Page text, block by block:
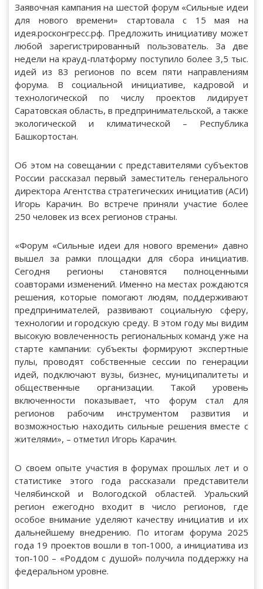
Заявочная кампания на шестой форум «Сильные идеи
для нового времени» стартовала с 15 мая на
идея.росконгресс.рф. Предложить инициативу может
любой зарегистрированный пользователь. За две
недели на крауд-платформу поступило более 3,5 тыс.
идей из 83 регионов по всем пяти направлениям
форума. В социальной инициативе, кадровой и
технологической по числу проектов лидирует
Саратовская область, в предпринимательской, а также
экологической и климатической – Республика
Башкортостан.
Об этом на совещании с представителями субъектов
России рассказал первый заместитель генерального
директора Агентства стратегических инициатив (АСИ)
Игорь Карачин. Во встрече приняли участие более
250 человек из всех регионов страны.
«Форум «Сильные идеи для нового времени» давно
вышел за рамки площадки для сбора инициатив.
Сегодня регионы становятся полноценными
соавторами изменений. Именно на местах рождаются
решения, которые помогают людям, поддерживают
предпринимателей, развивают социальную сферу,
технологии и городскую среду. В этом году мы видим
высокую вовлеченность региональных команд уже на
старте кампании: субъекты формируют экспертные
пулы, проводят собственные сессии по генерации
идей, подключают вузы, бизнес, муниципалитеты и
общественные организации. Такой уровень
включенности показывает, что форум стал для
регионов рабочим инструментом развития и
возможностью находить сильные решения вместе с
жителями», – отметил Игорь Карачин.
О своем опыте участия в форумах прошлых лет и о
статистике этого года рассказали представители
Челябинской и Вологодской областей. Уральский
регион ежегодно входит в число регионов, где
особое внимание уделяют качеству инициатив и их
дальнейшему внедрению. По итогам форума 2025
года 19 проектов вошли в топ-1000, а инициатива из
топ-100 – «Роддом с душой» получила поддержку на
федеральном уровне.